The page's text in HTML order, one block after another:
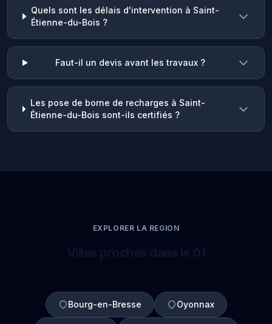
Quels sont les délais d'intervention à Saint-
Étienne-du-Bois ?
Faut-il un devis avant les travaux ?
Les pose de borne de recharges à Saint-
Étienne-du-Bois sont-ils certifiés ?
EXPLORER LA REGION
Bourg-en-Bresse Oyonnax